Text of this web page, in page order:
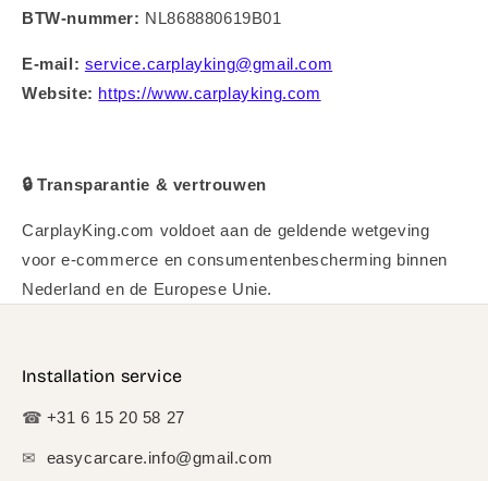
BTW-nummer: NL868880619B01
E-mail: service.carplayking@gmail.com
Website: https://www.carplayking.com
🔒Transparantie & vertrouwen
CarplayKing.com voldoet aan de geldende wetgeving
voor e-commerce en consumentenbescherming binnen
Nederland en de Europese Unie.
Installation service
☎ +31 6 15 20 58 27
✉ easycarcare.info@gmail.com